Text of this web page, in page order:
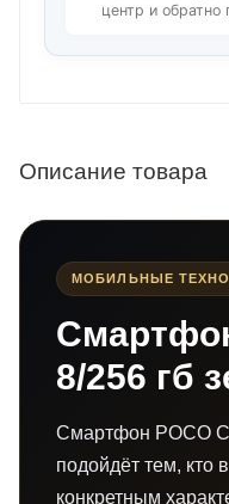
центр и обратно
Описание товара
МОБИЛЬНЫЕ
8/256 гб
Смартфон POCO
подойдёт тем, кто
конкретным